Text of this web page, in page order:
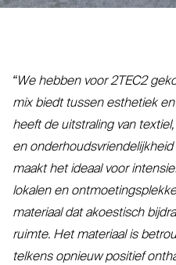
“We hebben voor2TEC2
mix biedt tussen esthetiek
heeft de uit­straling van
en onder­houds­vrien­de­lijkheid
maakt het ideaal voor
lokalen en
materiaal dat akoestisch
ruimte. Het materiaal is
telkens opnieuw positief